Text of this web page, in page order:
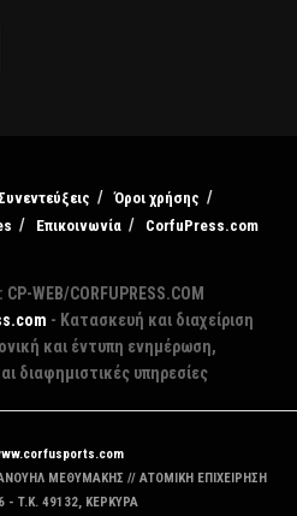
Όροι χρήσης
Επικοινωνία CorfuPress.com
WEB/CORFUPRESS.COM
- Κατασκευή και διαχείριση
και έντυπη ενημέρωση,
διαφημιστικές υπηρεσίες
ΜΕΘΥΜΑΚΗΣ // ΑΤΟΜΙΚΗ ΕΠΙΧΕΙΡΗΣΗ
- T.K. 49132, ΚΕΡΚΥΡΑ